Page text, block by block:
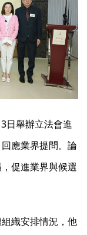
日舉辦立法會進
應業界提問。論
促進業界與候選
織安排情況，他